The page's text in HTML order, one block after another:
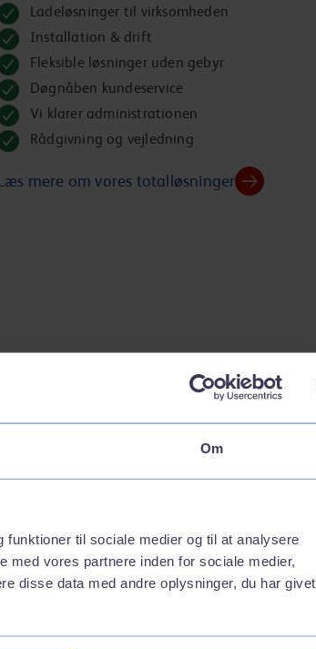
Om
til sociale medier og til at analysere
med vores partnere inden for sociale medier,
disse data med andre oplysninger, du har givet
Ladeløsninger til virksomheden
Installation & drift
Fleksible løsninger uden gebyr
Døgnåben kundeservice
Vi klarer administrationen
Rådgivning og vejledning
mere om vores totalløsninger
faktura